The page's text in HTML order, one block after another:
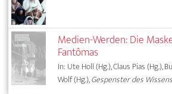
Medien-Werden: Die
Fantômas
In: Ute Holl (Hg.), Claus Pias (Hg.),
Wolf (Hg.),Gespenster des Wissens